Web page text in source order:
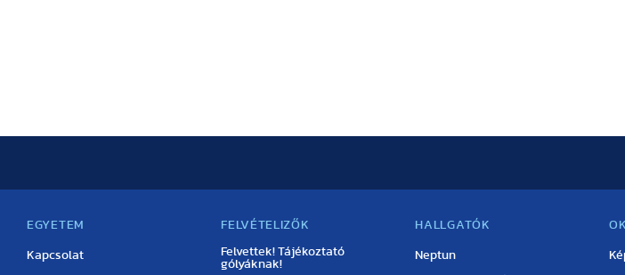
EGYETEM
Kapcsolat
FELVÉTELIZŐK
Felvettek! Tájékoztató
gólyáknak!
HALLGATÓK
Neptun